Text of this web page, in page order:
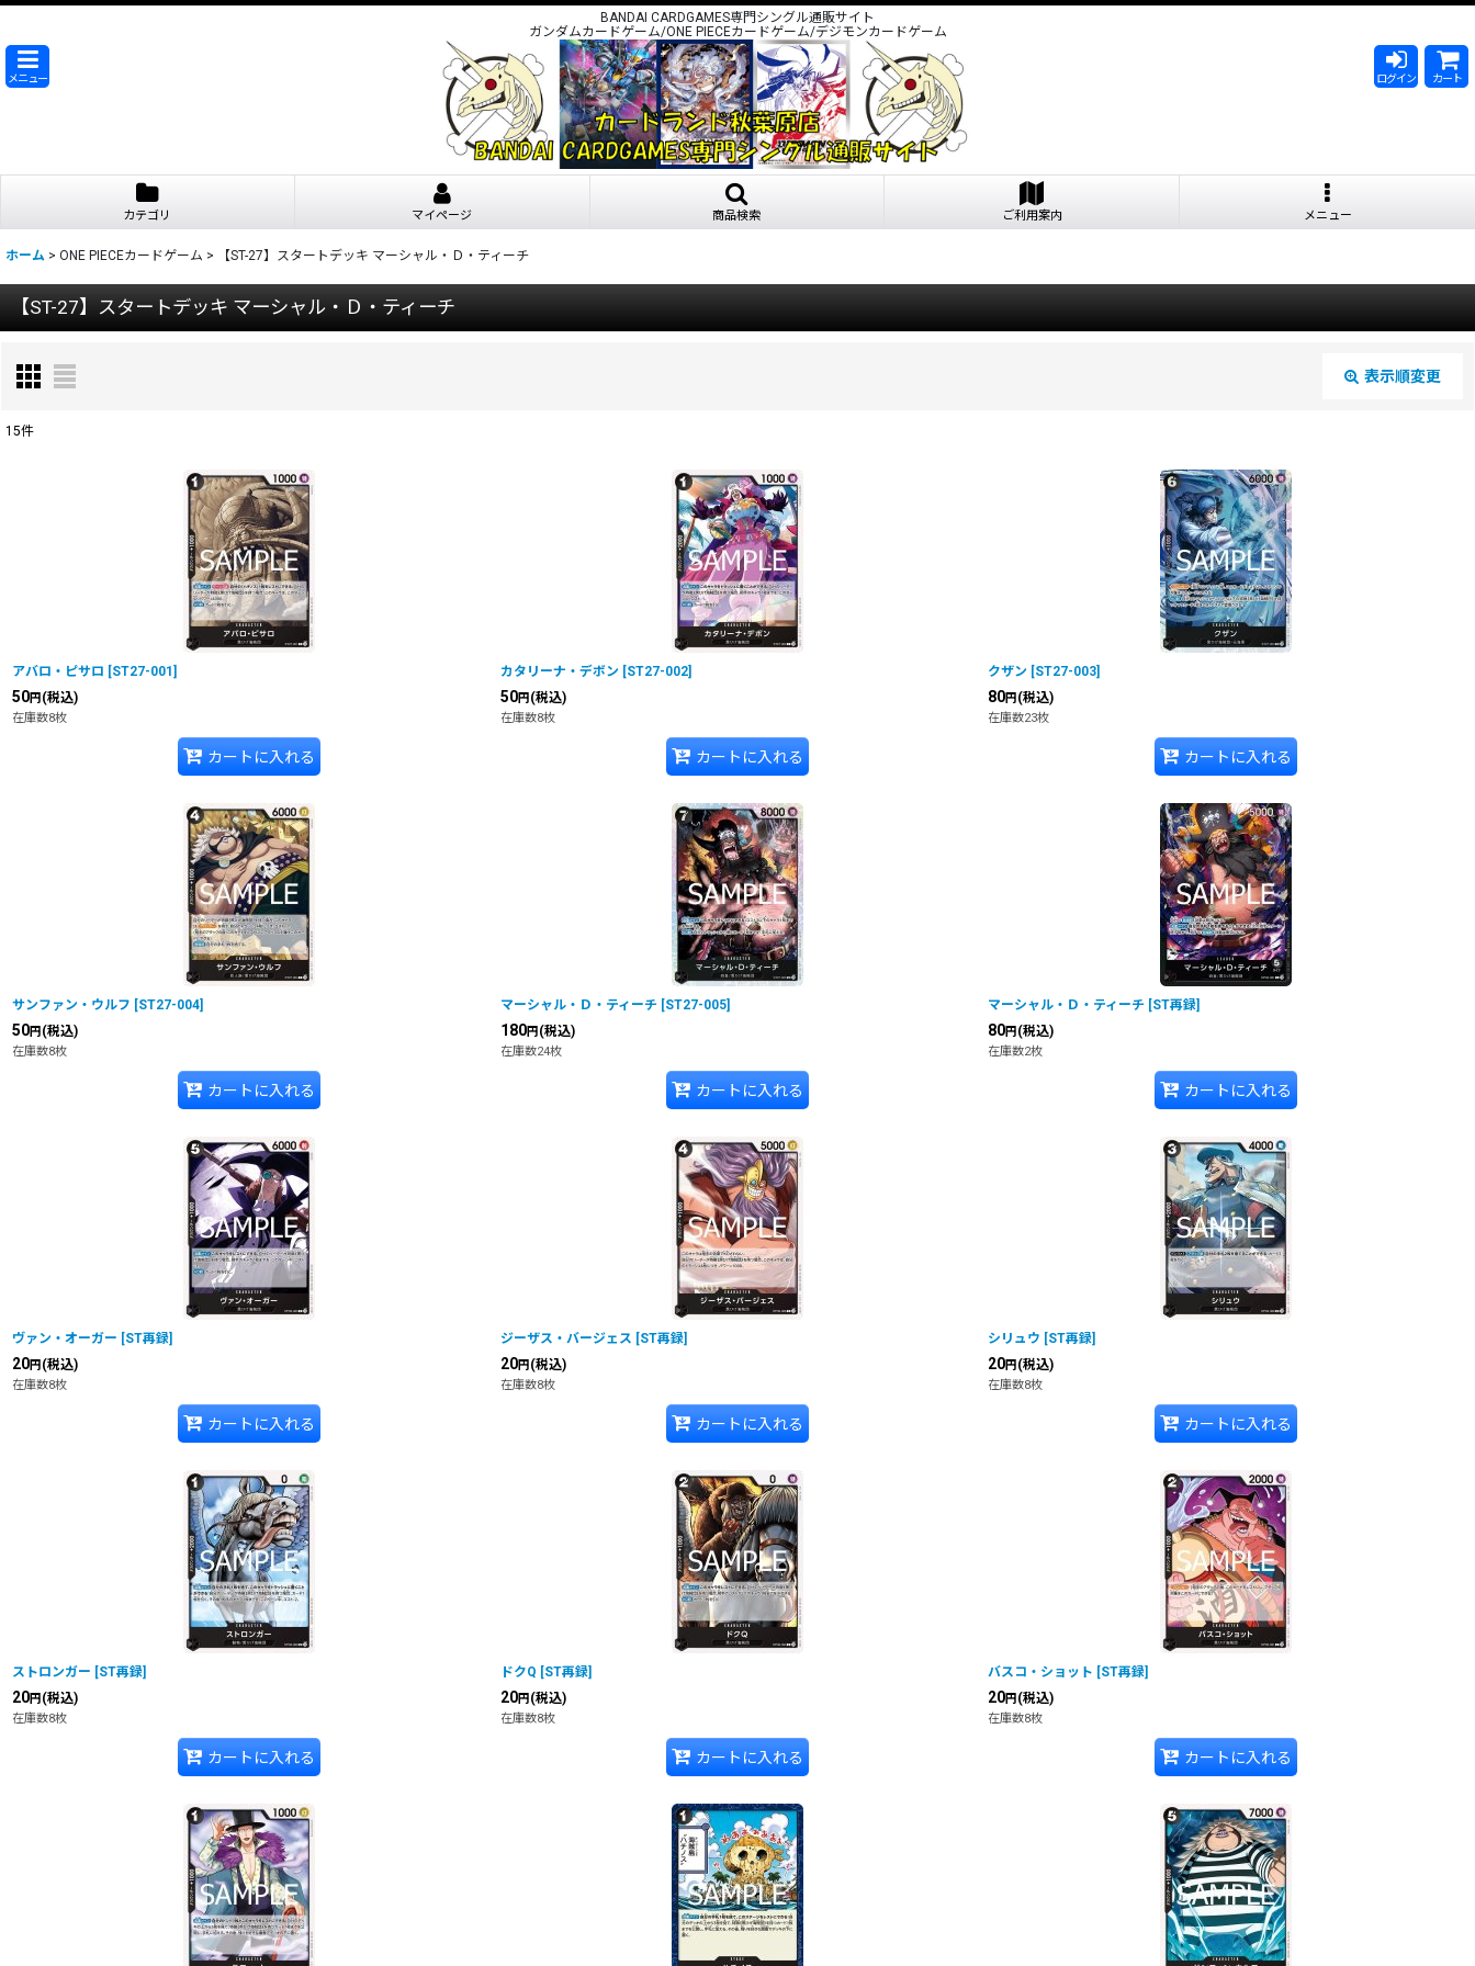
BANDAI CARDGAMES専門シングル通販サイト
ガンダムカードゲーム/ONE PIECEカードゲーム/デジモンカードゲーム
メニュー ログイン カート
カテゴリ マイページ 商品検索 ご利用案内 メニュー
ホーム > ONE PIECEカードゲーム > 【ST-27】スタートデッキ マーシャル・Ｄ・ティーチ
【ST-27】スタートデッキ マーシャル・Ｄ・ティーチ
表示順変更
絞り込む
15件
アバロ・ピサロ [ST27-001]
50円 (税込)
在庫数8枚
カートに入れる
カタリーナ・デボン [ST27-002]
50円 (税込)
在庫数8枚
カートに入れる
クザン [ST27-003]
80円 (税込)
在庫数23枚
カートに入れる
サンファン・ウルフ [ST27-004]
50円 (税込)
在庫数8枚
カートに入れる
マーシャル・Ｄ・ティーチ [ST27-005]
180円 (税込)
在庫数24枚
カートに入れる
マーシャル・Ｄ・ティーチ [ST再録]
80円 (税込)
在庫数2枚
カートに入れる
ヴァン・オーガー [ST再録]
20円 (税込)
在庫数8枚
カートに入れる
ジーザス・バージェス [ST再録]
20円 (税込)
在庫数8枚
カートに入れる
シリュウ [ST再録]
20円 (税込)
在庫数8枚
カートに入れる
ストロンガー [ST再録]
20円 (税込)
在庫数8枚
カートに入れる
ドクQ [ST再録]
20円 (税込)
在庫数8枚
カートに入れる
バスコ・ショット [ST再録]
20円 (税込)
在庫数8枚
カートに入れる